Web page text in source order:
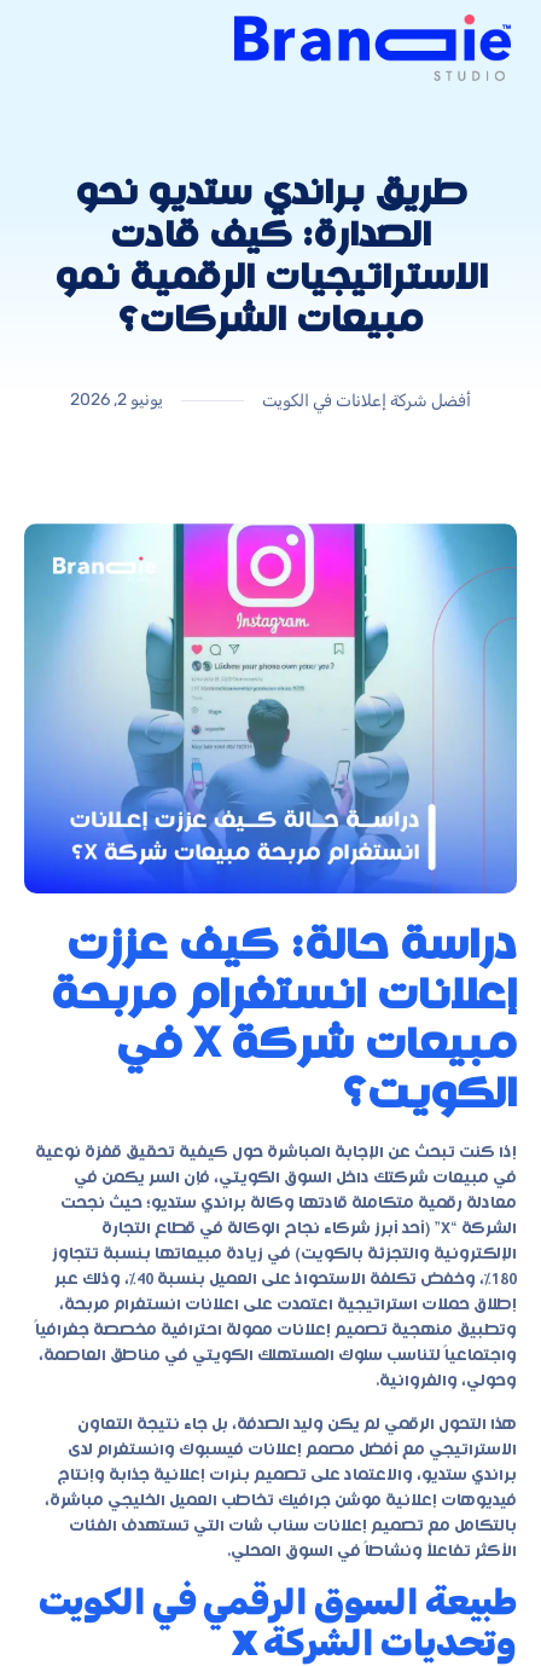
طريق براندي ستديو نحو
الصدارة: كيف قادت
الاستراتيجيات الرقمية نمو
مبيعات الشركات؟
أفضل شركة إعلانات في الكويت يونيو 2, 2026
دراسة حالة: كيف عززت
إعلانات انستغرام مربحة
مبيعات شركة X في
الكويت؟
إذا كنت تبحث عن الإجابة المباشرة حول كيفية تحقيق قفزة نوعية
في مبيعات شركتك داخل السوق الكويتي، فإن السر يكمن في
معادلة رقمية متكاملة قادتها وكالة براندي ستديو؛ حيث نجحت
الشركة “X” (أحد أبرز شركاء نجاح الوكالة في قطاع التجارة
الإلكترونية والتجزئة بالكويت) في زيادة مبيعاتها بنسبة تتجاوز
180%، وخفض تكلفة الاستحواذ على العميل بنسبة 40%، وذلك عبر
إطلاق حملات استراتيجية اعتمدت على اعلانات انستغرام مربحة،
وتطبيق منهجية تصميم إعلانات ممولة احترافية مخصصة جغرافياً
واجتماعياً لتناسب سلوك المستهلك الكويتي في مناطق العاصمة،
وحولي، والفروانية.
هذا التحول الرقمي لم يكن وليد الصدفة، بل جاء نتيجة التعاون
الاستراتيجي مع أفضل مصمم إعلانات فيسبوك وانستغرام لدى
براندي ستديو، والاعتماد على تصميم بنرات إعلانية جذابة وإنتاج
فيديوهات إعلانية موشن جرافيك تخاطب العميل الخليجي مباشرة،
بالتكامل مع تصميم إعلانات سناب شات التي تستهدف الفئات
الأكثر تفاعلاً ونشاطاً في السوق المحلي.
طبيعة السوق الرقمي في الكويت
وتحديات الشركة X